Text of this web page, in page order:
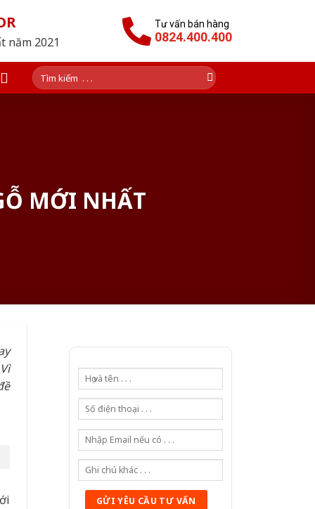
năm 2021
Tư vấn bán hàng
0824.400.400
Tìm
kiếm:
MỚI NHẤT